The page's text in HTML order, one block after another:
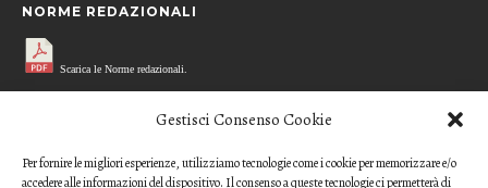
Gestisci Consenso Cookie
Per fornire le migliori esperienze, utilizziamo tecnologie come i cookie per memorizzare e/o
accedere alle informazioni del dispositivo. Il consenso a queste tecnologie ci permetterà di
NORME REDAZIONALI
Scarica le Norme redazionali.
MODELLO REFEREE
Scarica il questionario di valutazione